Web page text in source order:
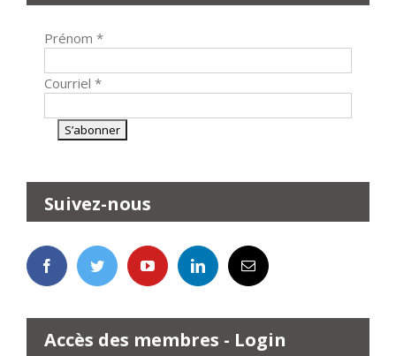
Prénom *
Courriel *
Suivez-nous
Accès des membres - Login